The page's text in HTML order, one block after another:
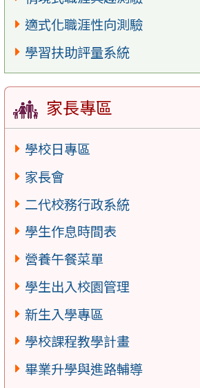
適式化職涯性向測驗
學習扶助評量系統
家長專區
學校日專區
家長會
二代校務行政系統
學生作息時間表
營養午餐菜單
學生出入校園管理
新生入學專區
學校課程教學計畫
畢業升學與進路輔導